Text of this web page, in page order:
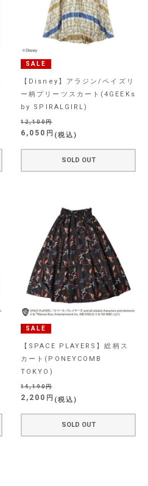
SALE
【Disney】アラジン/ペイズリ
ー柄プリーツスカート(4GEEKs
by SPIRALGIRL)
12,100
6,050 税込
SOLD OUT
SALE
【SPACE PLAYERS】総柄ス
カート(PONEYCOMB
TOKYO)
14,190
2,200 税込
SOLD OUT